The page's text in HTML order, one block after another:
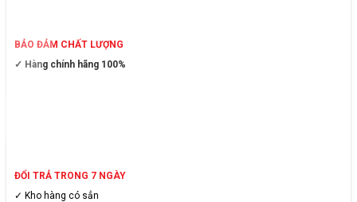
BẢO ĐẢM CHẤT LƯỢNG
✓ Hàng chính hãng 100%
ĐỔI TRẢ TRONG 7 NGÀY
✓ Kho hàng có sẳn